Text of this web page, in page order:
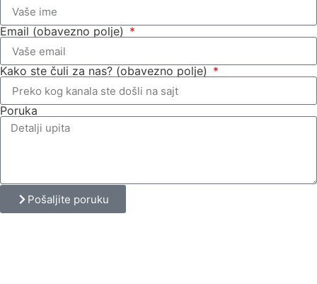
Email (obavezno polje)
Kako ste čuli za nas? (obavezno polje)
Poruka
Pošaljite poruku